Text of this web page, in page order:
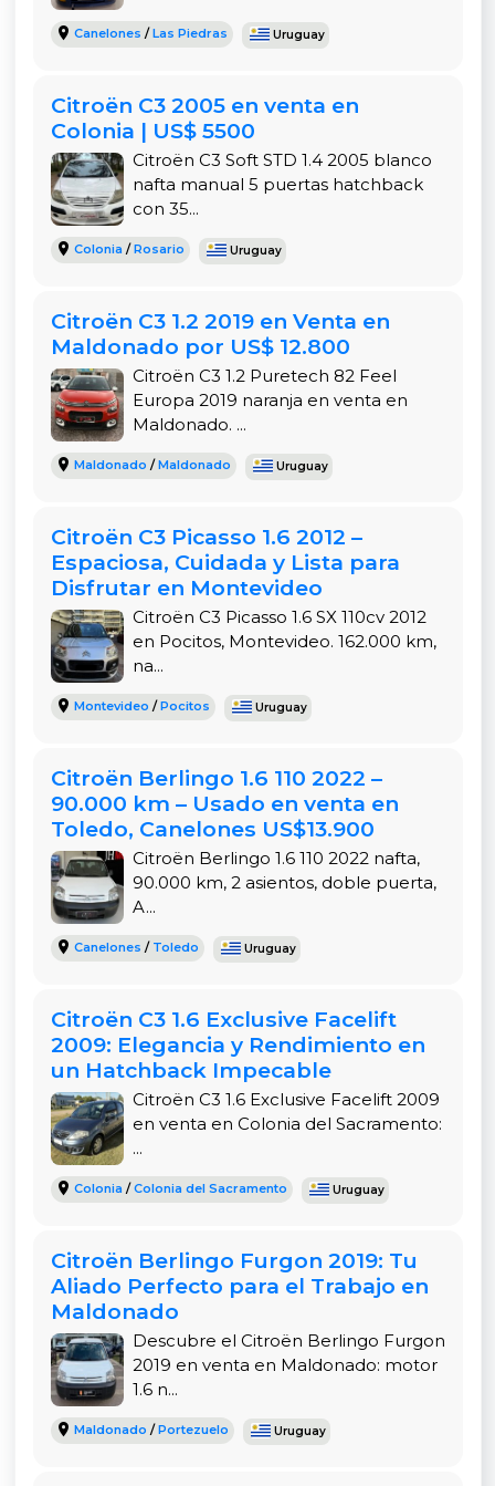
Equipamiento de confort que supera a
muchos vehículos de su segmento.
verificación.
Mecánica al día y listo para transferir.
Motor:1.6 nafta
Kilometraje:350.000 km
Transmisión:
Consumo:15-20 km/l
Puertas: 5
Aire acondicionado:Sí
Se encuentra todo al día mecánicamente, lo cual
es clave para tener la mente tranquila. Además
dispone de aire que ayuda en los meses calurosos.
comodidad, tiene caja que muchos prefieren y un
consumo de combustible que ronda los valores
normales. Las cinco puertas lo convierten en una
unidad versátil, apta para familias o para quien
necesita trasladar bultos con frecuencia.
Su precio es de US$ 4.000. Si este Citroën Xsara
2000 en Minas te interesa, contactá a Gabriel
buscando. Es una oportunidad para adquirir un
auto que todavía tiene mucho para dar.
Canelones /Las Piedras Uruguay
Citroën C3 2005 en venta en
Colonia | US$ 5500
Citroën C3 Soft STD 1.4 2005 blanco
nafta manual 5 puertas hatchback
con 35...
Colonia /Rosario Uruguay
Citroën C3 1.2 2019 en Venta en
Maldonado por US$ 12.800
Citroën C3 1.2 Puretech 82 Feel
Europa 2019 naranja en venta en
Maldonado. ...
Maldonado /Maldonado Uruguay
Citroën C3 Picasso 1.6 2012 –
Espaciosa, Cuidada y Lista para
Disfrutar en Montevideo
Citroën C3 Picasso 1.6 SX 110cv 2012
en Pocitos, Montevideo. 162.000 km,
na...
Montevideo /Pocitos Uruguay
Citroën Berlingo 1.6 110 2022 –
90.000 km – Usado en venta en
Toledo, Canelones US$13.900
Citroën Berlingo 1.6 110 2022 nafta,
90.000 km, 2 asientos, doble puerta,
A...
Canelones / Toledo Uruguay
Citroën C3 1.6 Exclusive Facelift
2009: Elegancia y Rendimiento en
un Hatchback Impecable
Citroën C3 1.6 Exclusive Facelift 2009
en venta en Colonia del Sacramento:
...
Colonia /Colonia del Sacramento Uruguay
Citroën Berlingo Furgon 2019: Tu
Aliado Perfecto para el Trabajo en
Maldonado
Descubre el Citroën Berlingo Furgon
2019 en venta en Maldonado: motor
1.6 n...
Maldonado /Portezuelo Uruguay